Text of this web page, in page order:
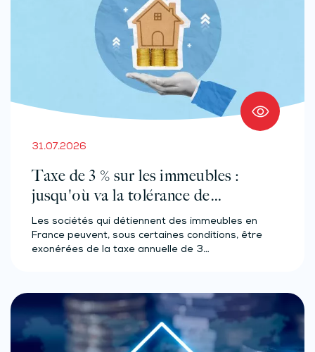
31.07.2026
Taxe de 3 % sur les immeubles :
jusqu'où va la tolérance de
l'administration ?
Les sociétés qui détiennent des immeubles en
France peuvent, sous certaines conditions, être
exonérées de la taxe annuelle de 3…